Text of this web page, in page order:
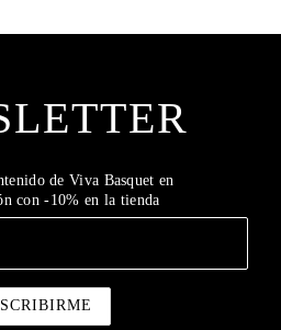
de Viva Basquet en
con -10% en la tienda